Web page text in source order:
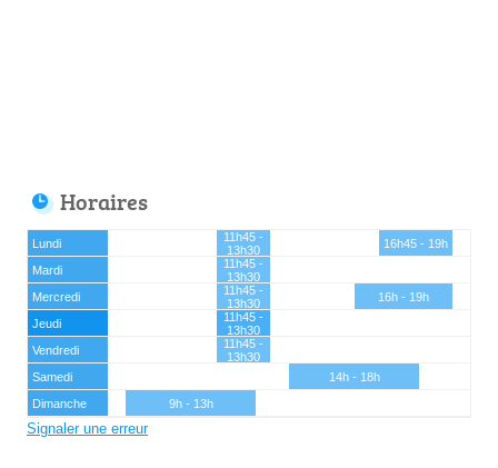
Horaires
Lundi
11h45 -
13h30
16h45 - 19h
Mardi
11h45 -
13h30
Mercredi
11h45 -
13h30
16h - 19h
Jeudi
11h45 -
13h30
Vendredi
11h45 -
13h30
Samedi
14h - 18h
Dimanche
9h - 13h
Signaler une erreur